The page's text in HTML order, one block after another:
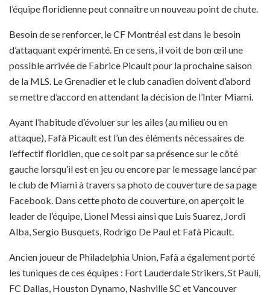
l’équipe floridienne peut connaître un nouveau point de chute.
Besoin de se renforcer, le CF Montréal est dans le besoin
d’attaquant expérimenté. En ce sens, il voit de bon œil une
possible arrivée de Fabrice Picault pour la prochaine saison
de la MLS. Le Grenadier et le club canadien doivent d’abord
se mettre d’accord en attendant la décision de l’Inter Miami.
Ayant l’habitude d’évoluer sur les ailes (au milieu ou en
attaque), Fafà Picault est l’un des éléments nécessaires de
l’effectif floridien, que ce soit par sa présence sur le côté
gauche lorsqu’il est en jeu ou encore par le message lancé par
le club de Miami à travers sa photo de couverture de sa page
Facebook. Dans cette photo de couverture, on aperçoit le
leader de l’équipe, Lionel Messi ainsi que Luis Suarez, Jordi
Alba, Sergio Busquets, Rodrigo De Paul et Fafà Picault.
Ancien joueur de Philadelphia Union, Fafà a également porté
les tuniques de ces équipes : Fort Lauderdale Strikers, St Pauli,
FC Dallas, Houston Dynamo, Nashville SC et Vancouver